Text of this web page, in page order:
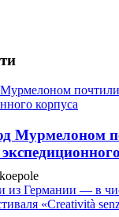
Мурмелоном